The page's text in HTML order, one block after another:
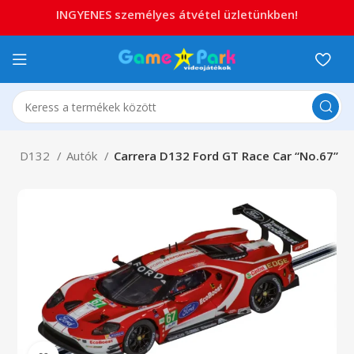
D132 Autók Carrera D132 Ford GT Race Car “No.67”
INGYENES személyes átvétel üzletünkben!